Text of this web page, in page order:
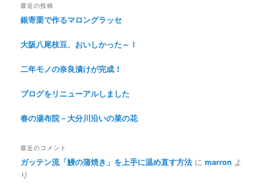
最近の投稿
銀寄栗で作るマロングラッセ
大阪八尾枝豆、おいしかった～！
二年モノの奈良漬けが完成！
ブログをリニューアルしました
春の湯布院－大分川沿いの菜の花
最近のコメント
ガッテン流「鰻の蒲焼き」を上手に温め直す方法にmarron よ
り